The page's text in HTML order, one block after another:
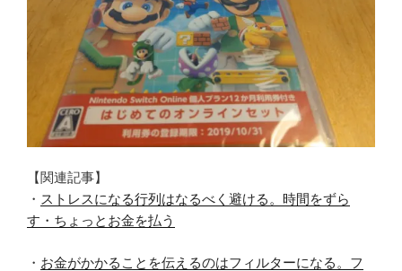
【関連記事】
・ ストレスになる行列はなるべく避ける。時間をずら
す・ちょっとお金を払う
・ お金がかかることを伝えるのはフィルターになる。フ